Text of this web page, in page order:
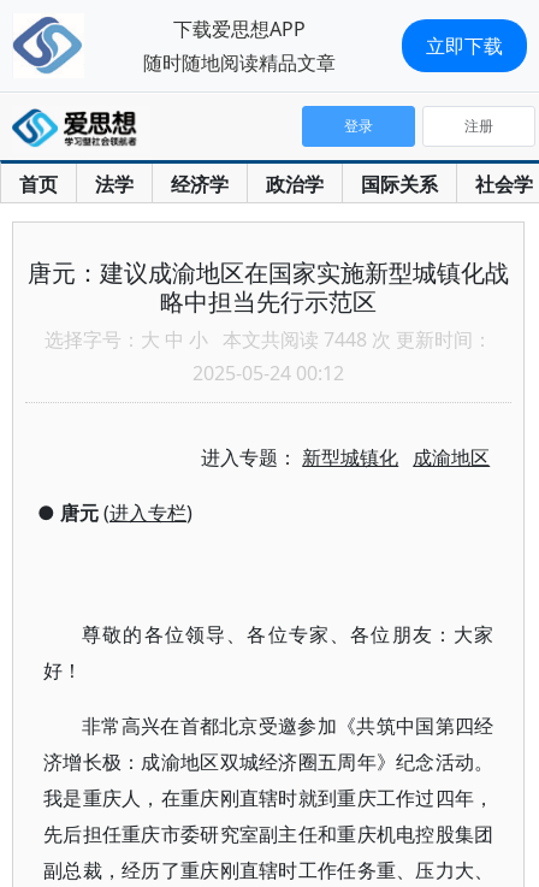
首页 法学 经济学 政治学 国际关系 社会学
登录 注册
唐元：建议成渝地区在国家实施新型城镇化战
略中担当先行示范区
选择字号： 大 中 小 本文共阅读 7448 次 更新时间：
2025-05-24 00:12
进入专题： 新型城镇化 成渝地区
● 唐元(进入专栏)
尊敬的各位领导、各位专家、各位朋友：大家
好！
非常高兴在首都北京受邀参加《共筑中国第四经
济增长极：成渝地区双城经济圈五周年》纪念活动。
我是重庆人，在重庆刚直辖时就到重庆工作过四年，
先后担任重庆市委研究室副主任和重庆机电控股集团
副总裁，经历了重庆刚直辖时工作任务重、压力大、
下载爱思想APP
随时随地阅读精品文章
立即下载